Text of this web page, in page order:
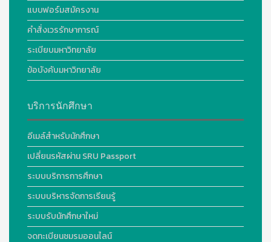
แบบฟอร์มสมัครงาน
คำสั่งเวรรักษาการณ์
ระเบียบมหาวิทยาลัย
ข้อบังคับมหาวิทยาลัย
บริการนักศึกษา
อีเมล์สำหรับนักศึกษา
เปลี่ยนรหัสผ่าน SRU Passport
ระบบบริการการศึกษา
ระบบบริหารจัดการเรียนรู้
ระบบรับนักศึกษาใหม่
จดทะเบียนชมรมออนไลน์